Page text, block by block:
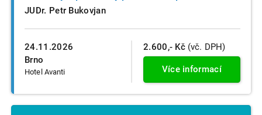
24.11.2026
Brno
Hotel Avanti
JUDr. Petr Bukovjan
2.600,- Kč (vč. DPH)
Více informací